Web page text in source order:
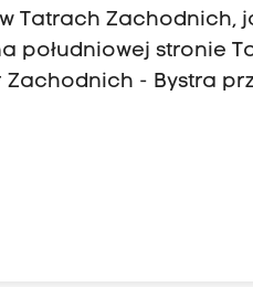
Tatrach Zachodnich,
stronie
Zachodnich - Bystra